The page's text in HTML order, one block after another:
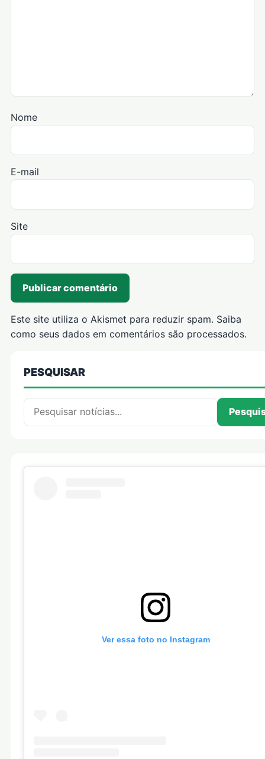
Nome
E-mail
Site
Este site utiliza o Akismet para reduzir spam. Saiba
como seus dados em comentários são processados.
PESQUISAR
Pesquisar por:
Ver essa foto no Instagram